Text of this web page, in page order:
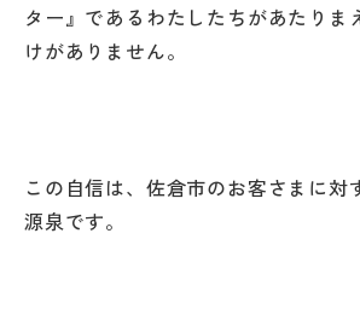
ター』であるわたしたちがあたりま
けがありません。
この自信は、佐倉市のお客さまに対
源泉です。